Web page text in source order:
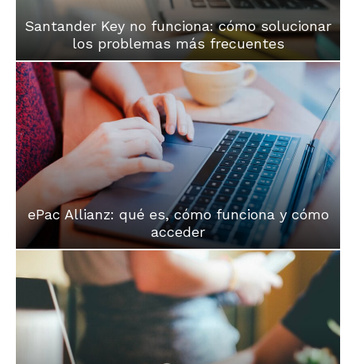
Santander Key no funciona: cómo solucionar
los problemas más frecuentes
ePac Allianz: qué es, cómo funciona y cómo
acceder